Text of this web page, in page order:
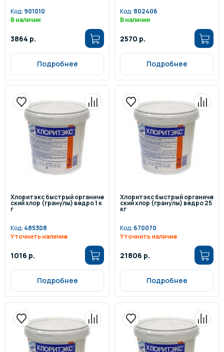
Код: 901010
В наличии
3864 р.
Подробнее
Код: 802406
В наличии
2570 р.
Подробнее
Хлоритэкс быстрый органиче
ский хлор (гранулы) ведро 1 к
г
Код: 485308
Уточнить наличие
1016 р.
Подробнее
Хлоритэкс быстрый органиче
ский хлор (гранулы) ведро 25
кг
Код: 670070
Уточнить наличие
21806 р.
Подробнее